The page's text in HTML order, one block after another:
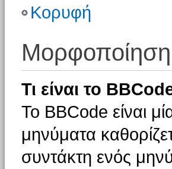
Κορυφή
Μορφοποίηση
Τι είναι το
Το BBCode είναι
μηνύματα
συντάκτη ενός